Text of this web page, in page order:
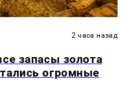
2 часа назад
запасы золота
огромные